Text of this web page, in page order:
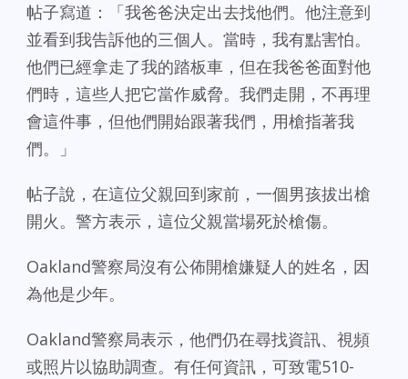
帖子寫道：「我爸爸決定出去找他們。他注意到
並看到我告訴他的三個人。當時，我有點害怕。
他們已經拿走了我的踏板車，但在我爸爸面對他
們時，這些人把它當作威脅。我們走開，不再理
會這件事，但他們開始跟著我們，用槍指著我
們。」
帖子說，在這位父親回到家前，一個男孩拔出槍
開火。警方表示，這位父親當場死於槍傷。
Oakland警察局沒有公佈開槍嫌疑人的姓名，因
為他是少年。
Oakland警察局表示，他們仍在尋找資訊、視頻
或照片以協助調查。有任何資訊，可致電510-